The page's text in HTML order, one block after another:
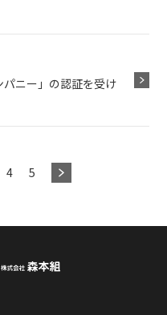
パニー」の認証を受け
4 5